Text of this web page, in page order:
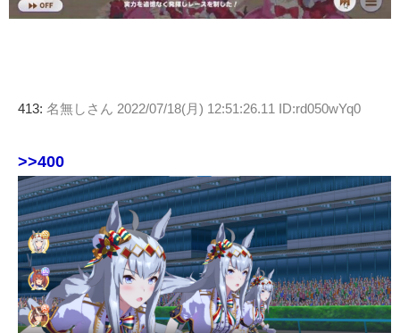
413: 名無しさん 2022/07/18(月) 12:51:26.11 ID:rd050wYq0
>>400